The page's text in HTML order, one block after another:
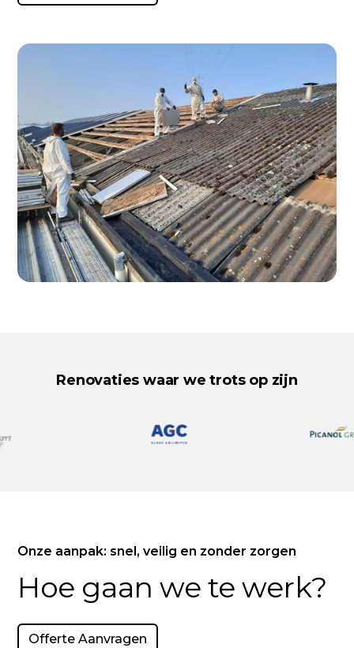
Renovaties waar we trots op zijn
Onze aanpak: snel, veilig en zonder zorgen
Hoe gaan we te werk?
Offerte Aanvragen